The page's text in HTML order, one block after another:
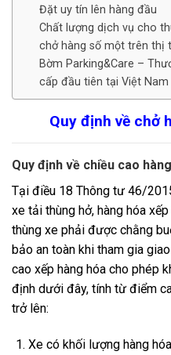
Đặt uy tín lên hàng đầu
Chất lượng dịch vụ cho
chở hàng số một trên thị
Bờm Parking&Care –
cấp đầu tiên tại Việt Nam
Quy định về chở
Quy định về chiều cao
Tại điều 18 Thông tư 46/
xe tải thùng hở, hàng hóa
thùng xe phải được chằng
bảo an toàn khi tham gia
cao xếp hàng hóa cho phép
định dưới đây, tính từ điểm
trở lên:
Xe có khối lượng hàng